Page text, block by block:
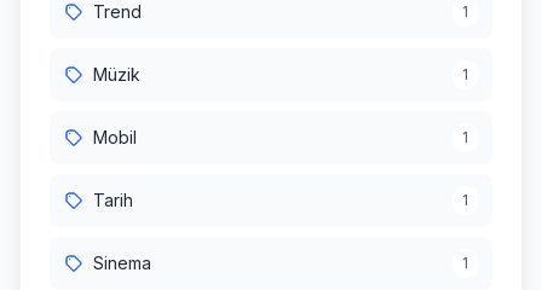
Trend 1
Müzik 1
Mobil 1
Tarih 1
Sinema 1